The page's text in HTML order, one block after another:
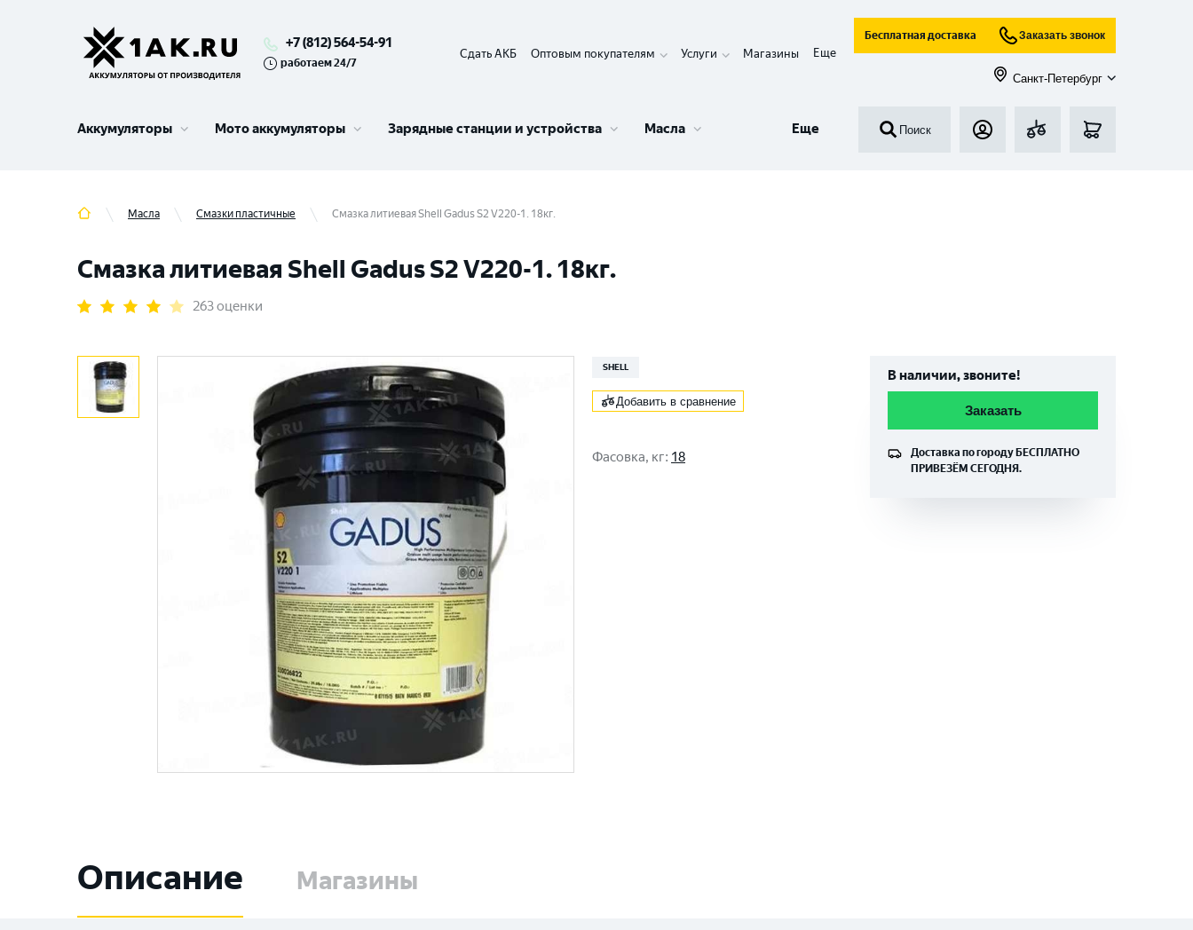
+7 (812) 564-54-91
работаем 24/7
Сдать АКБ Оптовым покупателям Услуги Магазины Еще
Бесплатная доставка Заказать звонок
Санкт-Петербург
Аккумуляторы Мото аккумуляторы Зарядные станции и устройства Масла Еще Поиск
Масла Смазки пластичные Смазка литиевая Shell Gadus S2 V220-1. 18кг.
Смазка литиевая Shell Gadus S2 V220-1. 18кг.
263 оценки
SHELL
Добавить в сравнение
Фасовка, кг: 18
В наличии, звоните!
Заказать
Доставка по городу БЕСПЛАТНО
ПРИВЕЗЁМ СЕГОДНЯ.
Описание Магазины